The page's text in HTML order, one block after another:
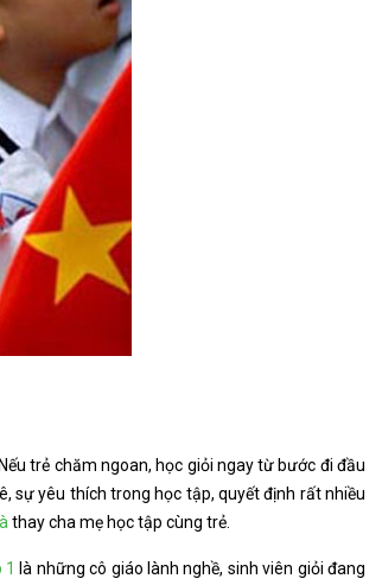
trẻ chăm ngoan, học giỏi ngay từ bước đi đầu
sự yêu thích trong học tập, quyết định rất nhiều
thay cha mẹ học tập cùng trẻ.
1 là những cô giáo lành nghề, sinh viên giỏi đang